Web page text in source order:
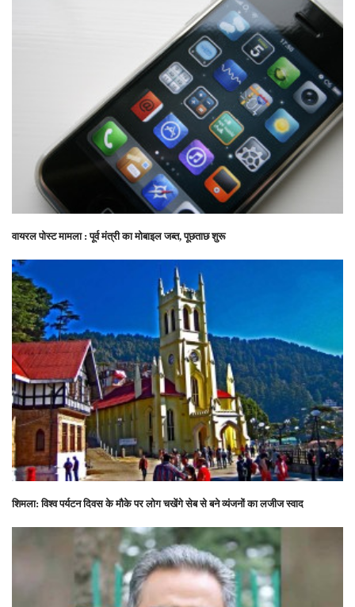
वायरल पोस्ट मामला : पूर्व मंत्री का मोबाइल जब्त, पूछताछ शुरू
शिमला: विश्व पर्यटन दिवस के मौके पर लोग चखेंगे सेब से बने व्यंजनों का लजीज स्वाद